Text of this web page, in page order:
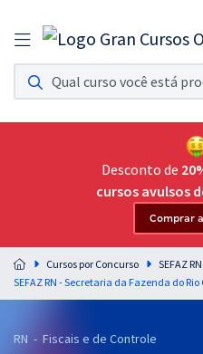
Assinatura Ilimitada 11
Acesso a todos os cursos. Teste grátis
Assinatura OAB Até Passar
Acesso ilimitado a toda preparação
Residências
Preparação completa e intensiva
residências em saúde do Brasil
Desconto de
cursos avulsos
Comprar
Cursos por Concurso
SEFAZ RN
RN - Fiscais e de Controle